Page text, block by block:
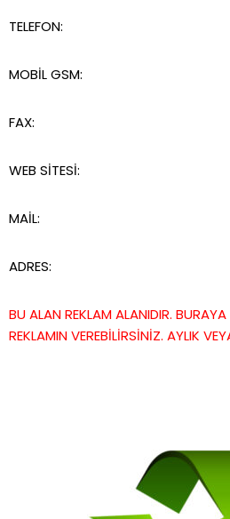
TELEFON:
MOBİL GSM:
FAX:
WEB SİTESİ:
MAİL:
ADRES:
BU ALAN REKLAM ALANIDIR.
REKLAMIN VEREBİLİRSİNİZ. AYLIK